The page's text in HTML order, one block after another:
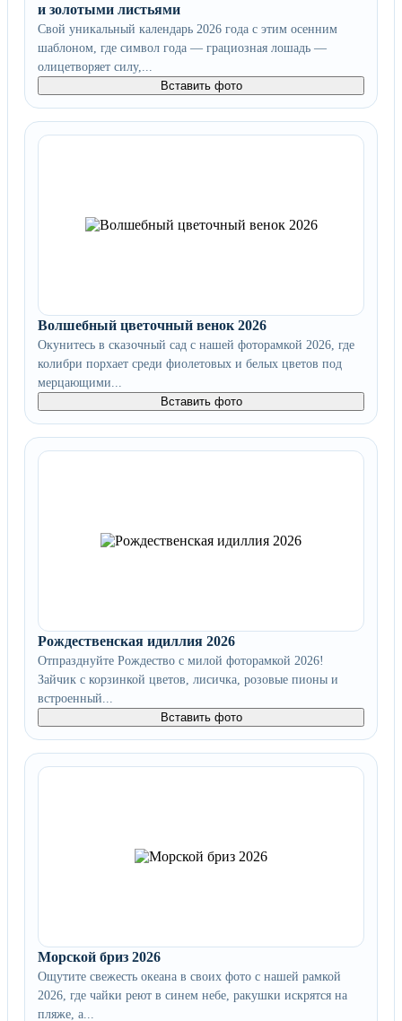
и золотыми листьями
Свой уникальный календарь 2026 года с этим осенним
шаблоном, где символ года — грациозная лошадь —
олицетворяет силу,...
Вставить фото
Волшебный цветочный венок 2026
Окунитесь в сказочный сад с нашей фоторамкой 2026, где
колибри порхает среди фиолетовых и белых цветов под
мерцающими...
Вставить фото
Рождественская идиллия 2026
Отпразднуйте Рождество с милой фоторамкой 2026!
Зайчик с корзинкой цветов, лисичка, розовые пионы и
встроенный...
Вставить фото
Морской бриз 2026
Ощутите свежесть океана в своих фото с нашей рамкой
2026, где чайки реют в синем небе, ракушки искрятся на
пляже, а...